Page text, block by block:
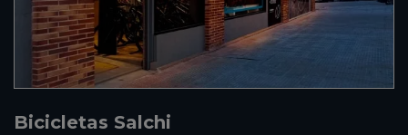
Bicicletas Salchi